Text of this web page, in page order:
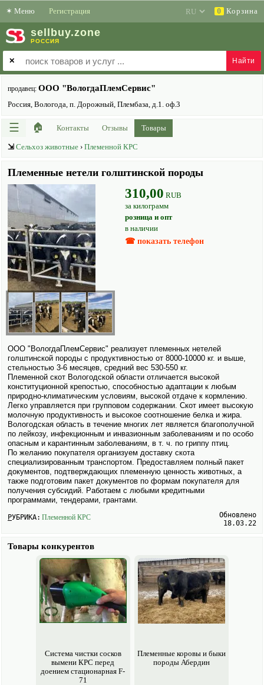
✶ Меню Регистрация 0 Корзина
sell buy.zone
РОССИЯ
✕
продавец: ООО "ВологдаПлемСервис"
Россия, Вологода, п. Дорожный, Плембаза, д.1. оф.3
☰ 🏠 Контакты Отзывы Товары
⇲ Сельхоз животные › Племенной КРС
Племенные нетели голштинской породы
310,00 RUB
за килограмм
розница и опт
в наличии
☎ показать телефон
ООО "ВологдаПлемСервис" реализует племенных нетелей
голштинской породы с продуктивностью от 8000-10000 кг. и выше,
стельностью 3-6 месяцев, средний вес 530-550 кг.
Племенной скот Вологодской области отличается высокой
конституционной крепостью, способностью адаптации к любым
природно-климатическим условиям, высокой отдаче к кормлению.
Легко управляется при групповом содержании. Скот имеет высокую
молочную продуктивность и высокое соотношение белка и жира.
Вологодская область в течение многих лет является благополучной
по лейкозу, инфекционным и инвазионным заболеваниям и по особо
опасным и карантинным заболеваниям, в т. ч. по гриппу птиц.
По желанию покупателя организуем доставку скота
специализированным транспортом. Предоставляем полный пакет
документов, подтверждающих племенную ценность животных, а
также подготовим пакет документов по формам покупателя для
получения субсидий. Работаем с любыми кредитными
программами, тендерами, грантами.
РУБРИКА: Племенной КРС
Обновлено
18.03.22
Товары конкурентов
Система чистки сосков
вымени КРС перед
доением стационарная F-
71
Племенные коровы и быки
породы Абердин